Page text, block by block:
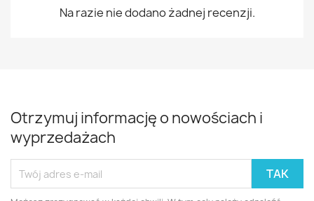
Na razie nie dodano żadnej recenzji.
Otrzymuj informację o nowościach i
wyprzedażach